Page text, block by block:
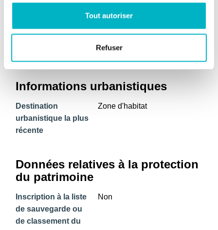
Tout autoriser
Refuser
Consommation
100 660 kWh/an
Informations urbanistiques
Destination
urbanistique la plus
récente
Zone d'habitat
Données relatives à la protection
du patrimoine
Inscription à la liste
de sauvegarde ou
de classement du
Non